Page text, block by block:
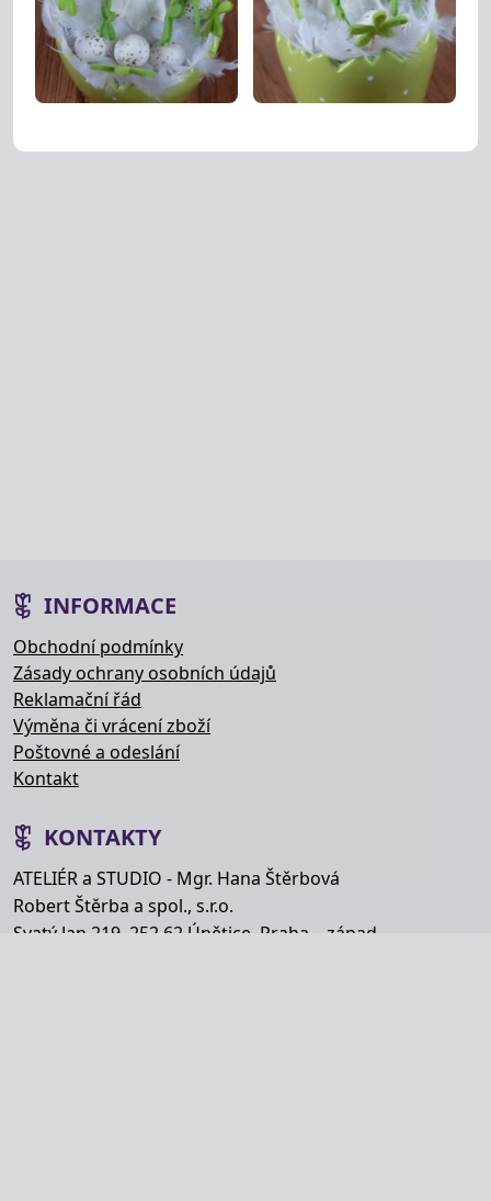
INFORMACE
Obchodní podmínky
Zásady ochrany osobních údajů
Reklamační řád
Výměna či vrácení zboží
Poštovné a odeslání
Kontakt
KONTAKTY
ATELIÉR a STUDIO - Mgr. Hana Štěrbová
Robert Štěrba a spol., s.r.o.
Svatý Jan 219, 252 62 Únětice, Praha – západ